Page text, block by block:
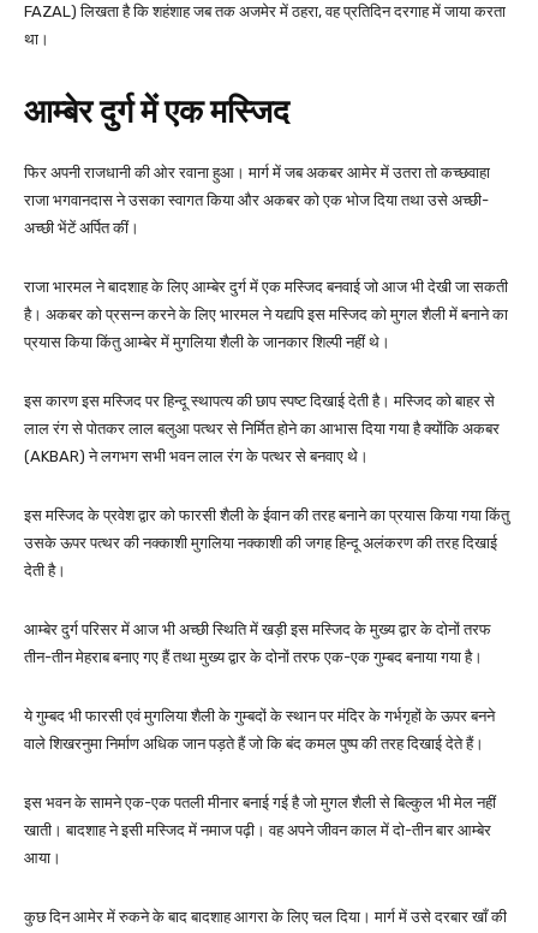
FAZAL) लिखता है कि शहंशाह जब तक अजमेर में ठहरा, वह प्रतिदिन दरगाह में जाया करता
था।
आम्बेर दुर्ग में एक मस्जिद
फिर अपनी राजधानी की ओर रवाना हुआ। मार्ग में जब अकबर आमेर में उतरा तो कच्छवाहा
राजा भगवानदास ने उसका स्वागत किया और अकबर को एक भोज दिया तथा उसे अच्छी-
अच्छी भेंटें अर्पित कीं।
राजा भारमल ने बादशाह के लिए आम्बेर दुर्ग में एक मस्जिद बनवाई जो आज भी देखी जा सकती
है। अकबर को प्रसन्न करने के लिए भारमल ने यद्यपि इस मस्जिद को मुगल शैली में बनाने का
प्रयास किया किंतु आम्बेर में मुगलिया शैली के जानकार शिल्पी नहीं थे।
इस कारण इस मस्जिद पर हिन्दू स्थापत्य की छाप स्पष्ट दिखाई देती है। मस्जिद को बाहर से
लाल रंग से पोतकर लाल बलुआ पत्थर से निर्मित होने का आभास दिया गया है क्योंकि अकबर
(AKBAR) ने लगभग सभी भवन लाल रंग के पत्थर से बनवाए थे।
इस मस्जिद के प्रवेश द्वार को फारसी शैली के ईवान की तरह बनाने का प्रयास किया गया किंतु
उसके ऊपर पत्थर की नक्काशी मुगलिया नक्काशी की जगह हिन्दू अलंकरण की तरह दिखाई
देती है।
आम्बेर दुर्ग परिसर में आज भी अच्छी स्थिति में खड़ी इस मस्जिद के मुख्य द्वार के दोनों तरफ
तीन-तीन मेहराब बनाए गए हैं तथा मुख्य द्वार के दोनों तरफ एक-एक गुम्बद बनाया गया है।
ये गुम्बद भी फारसी एवं मुगलिया शैली के गुम्बदों के स्थान पर मंदिर के गर्भगृहों के ऊपर बनने
वाले शिखरनुमा निर्माण अधिक जान पड़ते हैं जो कि बंद कमल पुष्प की तरह दिखाई देते हैं।
इस भवन के सामने एक-एक पतली मीनार बनाई गई है जो मुगल शैली से बिल्कुल भी मेल नहीं
खाती। बादशाह ने इसी मस्जिद में नमाज पढ़ी। वह अपने जीवन काल में दो-तीन बार आम्बेर
आया।
कुछ दिन आमेर में रुकने के बाद बादशाह आगरा के लिए चल दिया। मार्ग में उसे दरबार खाँ की